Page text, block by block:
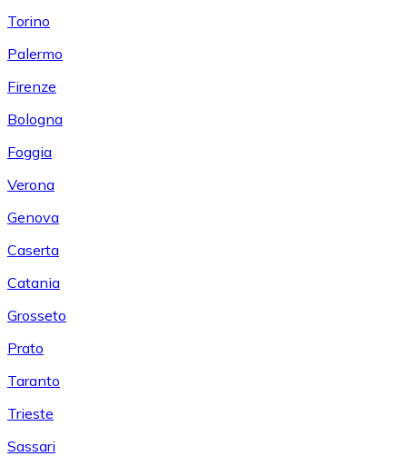
Torino
Palermo
Firenze
Bologna
Foggia
Verona
Genova
Caserta
Catania
Grosseto
Prato
Taranto
Trieste
Sassari